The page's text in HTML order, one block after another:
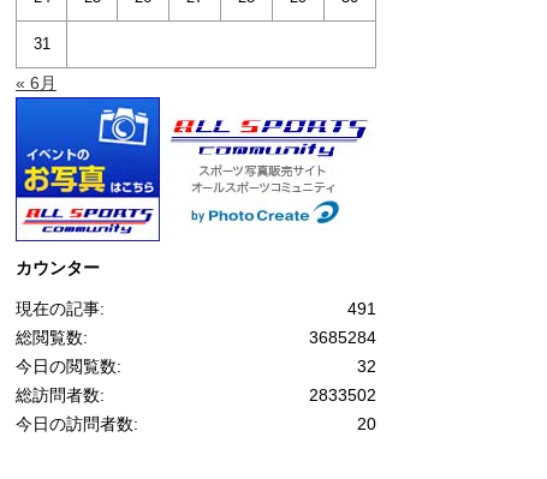
31
« 6月
カウンター
491
現在の記事:
3685284
総閲覧数:
32
今日の閲覧数:
2833502
総訪問者数:
20
今日の訪問者数: